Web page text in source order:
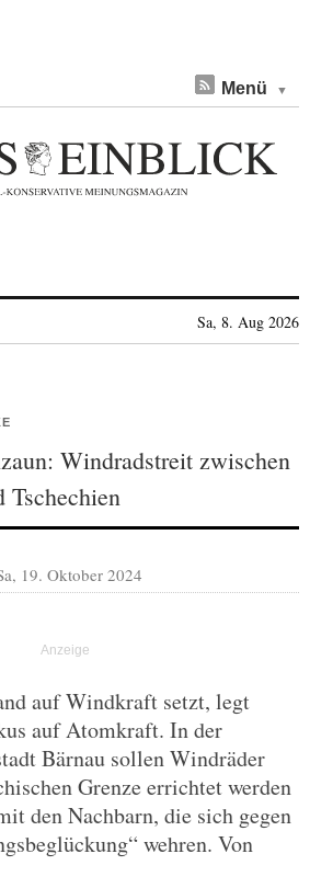
Menü
Sa, 8. Aug 2026
Windradstreit zwischen
Tschechien
19. Oktober 2024
auf Windkraft setzt, legt
auf Atomkraft. In der
Bärnau sollen Windräder
Grenze errichtet werden
den Nachbarn, die sich gegen
wehren. Von